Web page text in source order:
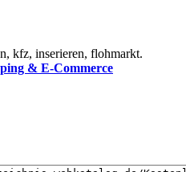
kfz, inserieren, flohmarkt.
& E-Commerce